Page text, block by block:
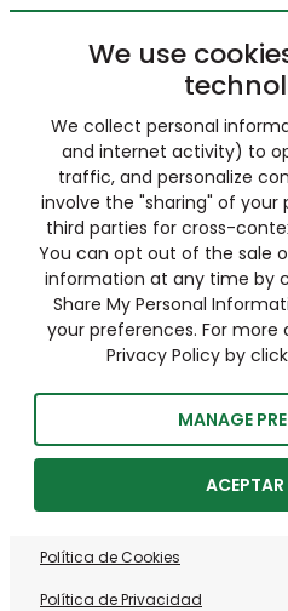
We use
We collect personal
and internet activity) to
traffic, and personalize
involve the "sharing" of
third parties for cross-
You can opt out of the sale
information at any time by
Share My Personal
your preferences. For more
Privacy Policy by
MANAGE
Política de Cookies
Política de Privacidad